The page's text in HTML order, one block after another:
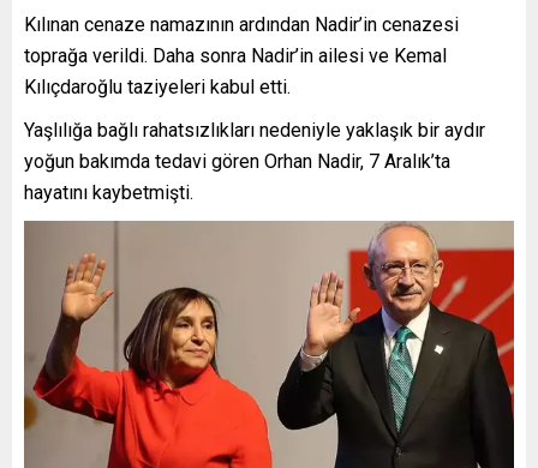
Kılınan cenaze namazının ardından Nadir’in cenazesi
toprağa verildi. Daha sonra Nadir’in ailesi ve Kemal
Kılıçdaroğlu taziyeleri kabul etti.
Yaşlılığa bağlı rahatsızlıkları nedeniyle yaklaşık bir aydır
yoğun bakımda tedavi gören Orhan Nadir, 7 Aralık’ta
hayatını kaybetmişti.